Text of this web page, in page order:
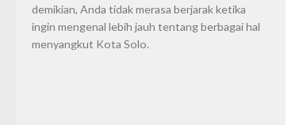
demikian, Anda tidak merasa berjarak ketika
ingin mengenal lebih jauh tentang berbagai hal
menyangkut Kota Solo.